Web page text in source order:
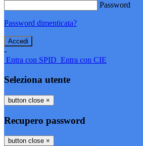
Password
Password dimenticata?
-
Entra con SPID Entra con CIE
Seleziona utente
button close ×
Recupero password
button close ×